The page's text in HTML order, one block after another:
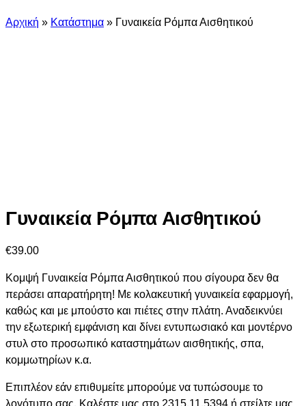
Αρχική » Κατάστημα » Γυναικεία Ρόμπα Αισθητικού
Γυναικεία Ρόμπα Αισθητικού
€39.00
Κομψή Γυναικεία Ρόμπα Αισθητικού που σίγουρα δεν θα
περάσει απαρατήρητη! Με κολακευτική γυναικεία εφαρμογή,
καθώς και με μπούστο και πιέτες στην πλάτη. Αναδεικνύει
την εξωτερική εμφάνιση και δίνει εντυπωσιακό και μοντέρνο
στυλ στο προσωπικό καταστημάτων αισθητικής, σπα,
κομμωτηρίων κ.α.
Επιπλέον εάν επιθυμείτε μπορούμε να τυπώσουμε το
λογότυπο σας. Καλέστε μας στο 2315.11.5394 ή στείλτε μας